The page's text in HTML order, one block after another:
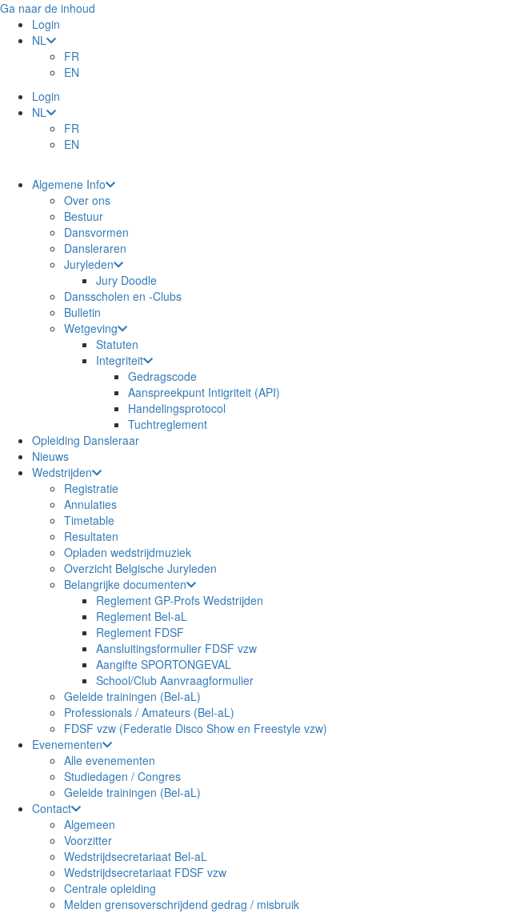
Ga naar de inhoud
Login
NL
FR
EN
Login
NL
FR
EN
Algemene Info
Over ons
Bestuur
Dansvormen
Dansleraren
Juryleden
Jury Doodle
Dansscholen en -Clubs
Bulletin
Wetgeving
Statuten
Integriteit
Gedragscode
Aanspreekpunt Intigriteit (API)
Handelingsprotocol
Tuchtreglement
Opleiding Dansleraar
Nieuws
Wedstrijden
Registratie
Annulaties
Timetable
Resultaten
Opladen wedstrijdmuziek
Overzicht Belgische Juryleden
Belangrijke documenten
Reglement GP-Profs Wedstrijden
Reglement Bel-aL
Reglement FDSF
Aansluitingsformulier FDSF vzw
Aangifte SPORTONGEVAL
School/Club Aanvraagformulier
Geleide trainingen (Bel-aL)
Professionals / Amateurs (Bel-aL)
FDSF vzw (Federatie Disco Show en Freestyle vzw)
Evenementen
Alle evenementen
Studiedagen / Congres
Geleide trainingen (Bel-aL)
Contact
Algemeen
Voorzitter
Wedstrijdsecretariaat Bel-aL
Wedstrijdsecretariaat FDSF vzw
Centrale opleiding
Melden grensoverschrijdend gedrag / misbruik